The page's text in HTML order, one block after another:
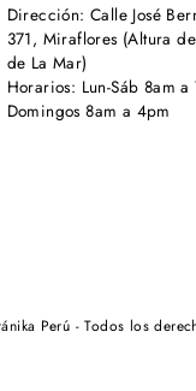
Dirección: Calle José
371, Miraflores (Altura
de La Mar)
Horarios: Lun-Sáb 8am
Domingos 8am a 4pm
Perú - Todos los